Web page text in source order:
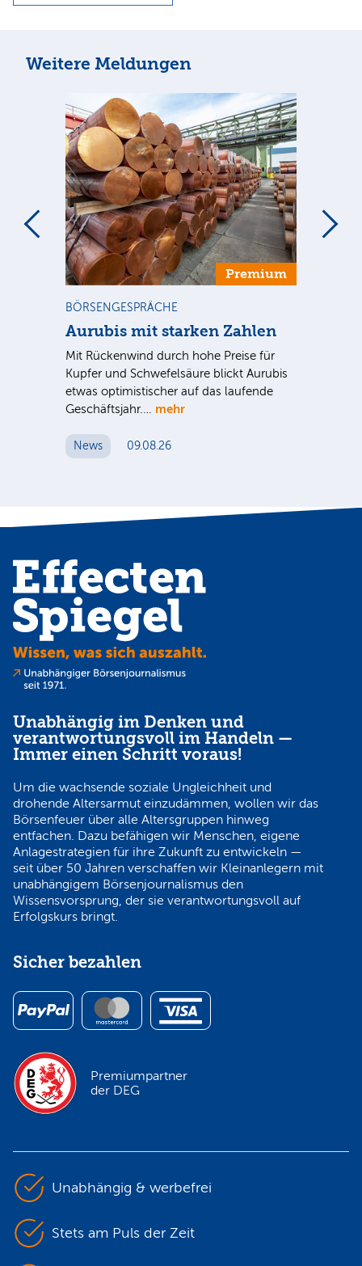
Weitere Meldungen
Premium
BÖRSENGESPRÄCHE
Aurubis mit starken Zahlen
Mit Rückenwind durch hohe Preise für
Kupfer und Schwefelsäure blickt Aurubis
etwas optimistischer auf das laufende
Geschäftsjahr.… mehr
News 09.08.26
Unabhängig im Denken und
verantwortungsvoll im Handeln —
Immer einen Schritt voraus!
Um die wachsende soziale Ungleichheit und
drohende Altersarmut einzudämmen, wollen wir das
Börsenfeuer über alle Altersgruppen hinweg
entfachen. Dazu befähigen wir Menschen, eigene
Anlagestrategien für ihre Zukunft zu entwickeln —
seit über 50 Jahren verschaffen wir Kleinanlegern mit
unabhängigem Börsenjournalismus den
Wissensvorsprung, der sie verantwortungsvoll auf
Erfolgskurs bringt.
Sicher bezahlen
Premiumpartner
der DEG
Unabhängig & werbefrei
Stets am Puls der Zeit